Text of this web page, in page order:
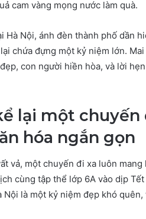
cam vàng mọng nước làm quà.
Hà Nội, ánh đèn thành phố dần
chứa đựng một kỷ niệm lớn.
con người hiền hòa, và lời
lại một
hóa ngắn gọn
vả, một chuyến đi xa luôn
cùng tập thể lớp 6A vào dịp
Nội là một kỷ niệm đẹp khó